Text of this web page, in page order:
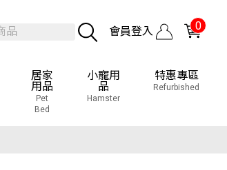
會員登入 0
居家
用品
Pet
Bed
小寵用
品
Hamster
特惠專區
Refurbished